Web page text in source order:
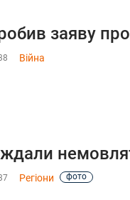
заяву
Війна
Регіони фото